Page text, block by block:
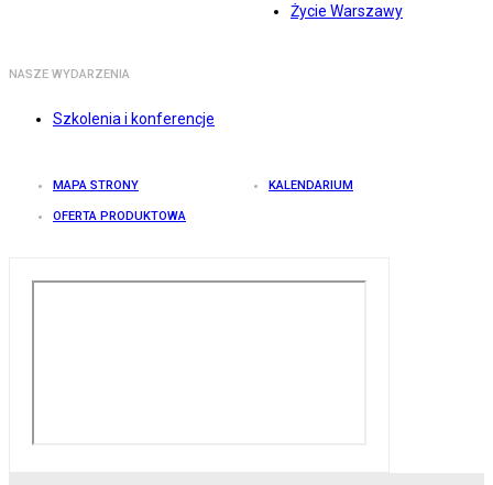
Życie Warszawy
NASZE WYDARZENIA
Szkolenia i konferencje
MAPA STRONY KALENDARIUM
OFERTA PRODUKTOWA